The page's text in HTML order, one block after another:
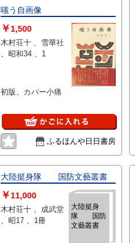
嗤う自画像
￥ 1,500
木村荘十 、雪華社
、昭和34 、1
初版、カバー小痛
ふるほんや日日書房
大陸挺身隊 国防文藝叢書
大陸挺身
隊 国防
文藝叢書
￥ 11,000
木村荘十 、成武堂
、昭17 、1冊